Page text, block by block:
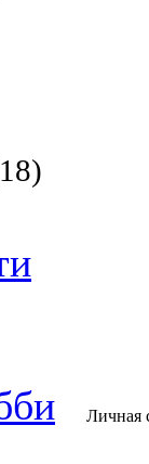
Личная